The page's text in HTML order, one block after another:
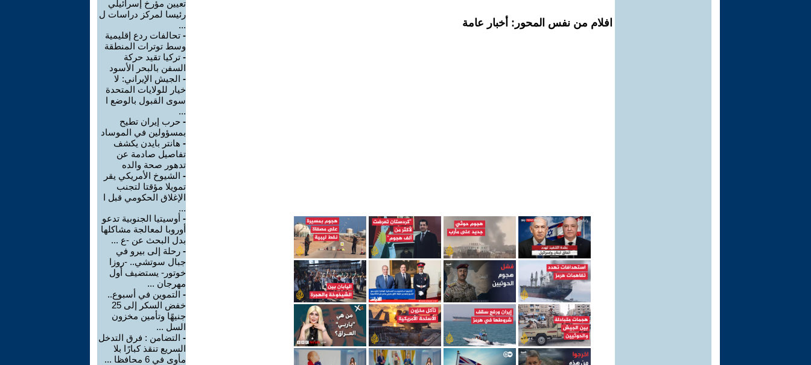
افلام من نفس المحور: أخبار عامة
تعيين مؤرخ إسرائيلي
رئيسا لمركز دراسات ل
...
- تحالفات ردع إقليمية
وسط توترات المنطقة
- تركيا تقيد حركة
السفن بالبحر الأسود
- الجيش الإيراني: لا
خيار للولايات المتحدة
سوى القبول بالوضع ا
...
- حرب إيران تطيح
بمسؤولين في الموساد
- هانتر بايدن يكشف
تفاصيل صادمة عن
تدهور صحة والده
- الشيوخ الأمريكي يقر
تمويلا مؤقتا لتجنب
الإغلاق الحكومي قبل ا
...
- أوسيتيا الجنوبية تدعو
أوروبا لمعالجة مشاكلها
بدل البحث عن -ع ...
- رحلة إلى بيرو في
جبال سوتشي.. -روزا
خوتور- يستضيف أول
مهرجان ...
- التموين في أسبوع..
خفض السكر إلى 25
جنيهًا وتأمين مخزون
السل ...
- التضامن : فرق التدخل
السريع تنقذ كبارًا بلا
مأوى في 6 محافظا ...